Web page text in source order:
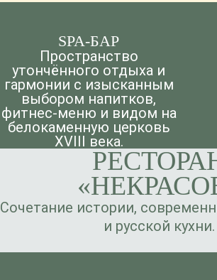
SPA-БАР
Пространство
утончённого отдыха и
гармонии с изысканным
выбором напитков,
фитнес-меню и видом на
белокаменную церковь
XVIII века.
Сочетание истории,
и русской кухни.